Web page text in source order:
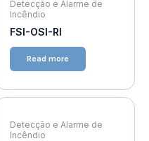
Detecção e Alarme de
Incêndio
FSI-OSI-RI
Read more
Detecção e Alarme de
Incêndio